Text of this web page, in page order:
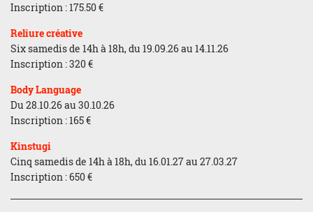
Inscription : 175.50 €
Reliure créative
Six samedis de 14h à 18h, du 19.09.26 au 14.11.26
Inscription : 320 €
Body Language
Du 28.10.26 au 30.10.26
Inscription : 165 €
Kinstugi
Cinq samedis de 14h à 18h, du 16.01.27 au 27.03.27
Inscription : 650 €